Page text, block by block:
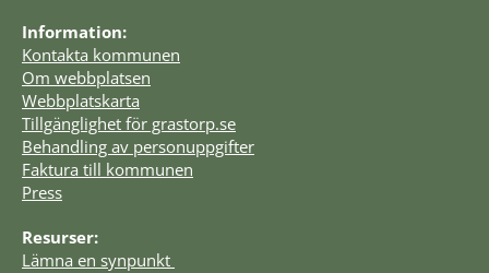
Information:
Kontakta kommunen
Om webbplatsen
Webbplatskarta
Tillgänglighet för grastorp.se
Behandling av personuppgifter
Faktura till kommunen
Press
Resurser:
Lämna en synpunkt